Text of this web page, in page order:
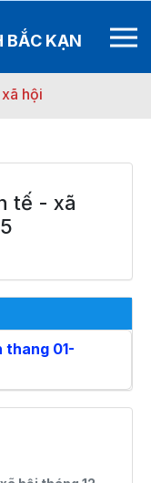
BẮC KẠN
hội
tế - xã
01-